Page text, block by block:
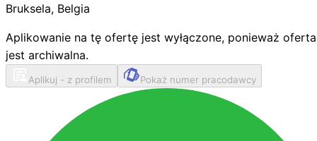
Bruksela, Belgia
Aplikowanie na tę ofertę jest wyłączone, ponieważ oferta
jest archiwalna.
Aplikuj - z profilem Pokaż numer pracodawcy